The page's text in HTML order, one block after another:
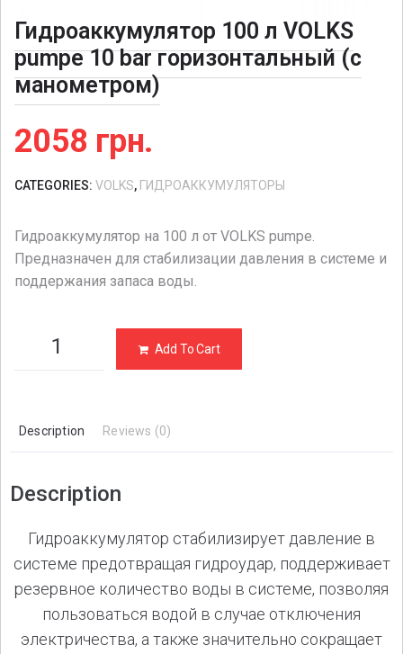
Гидроаккумулятор 100 л VOLKS
pumpe 10 bar горизонтальный (с
манометром)
2058 грн.
CATEGORIES: VOLKS, ГИДРОАККУМУЛЯТОРЫ
Гидроаккумулятор на 100 л от VOLKS pumpe.
Предназначен для стабилизации давления в системе и
поддержания запаса воды.
Add To Cart
Description Reviews (0)
Description
Гидроаккумулятор стабилизирует давление в
системе предотвращая гидроудар, поддерживает
резервное количество воды в системе, позволяя
пользоваться водой в случае отключения
электричества, а также значительно сокращает